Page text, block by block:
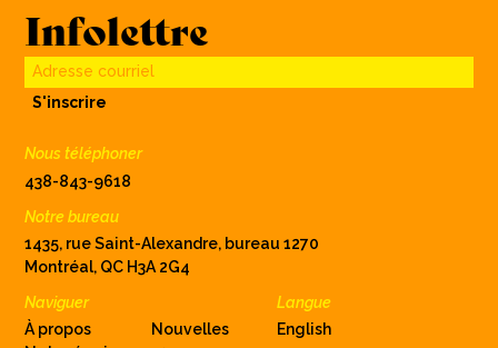
Infolettre
Adresse courriel
S'inscrire
Nous téléphoner
438-843-9618
Naviguer
À propos
Nouvelles
Langue
English
Notre bureau
1435, rue Saint-Alexandre, bureau 1270
Montréal, QC H3A 2G4